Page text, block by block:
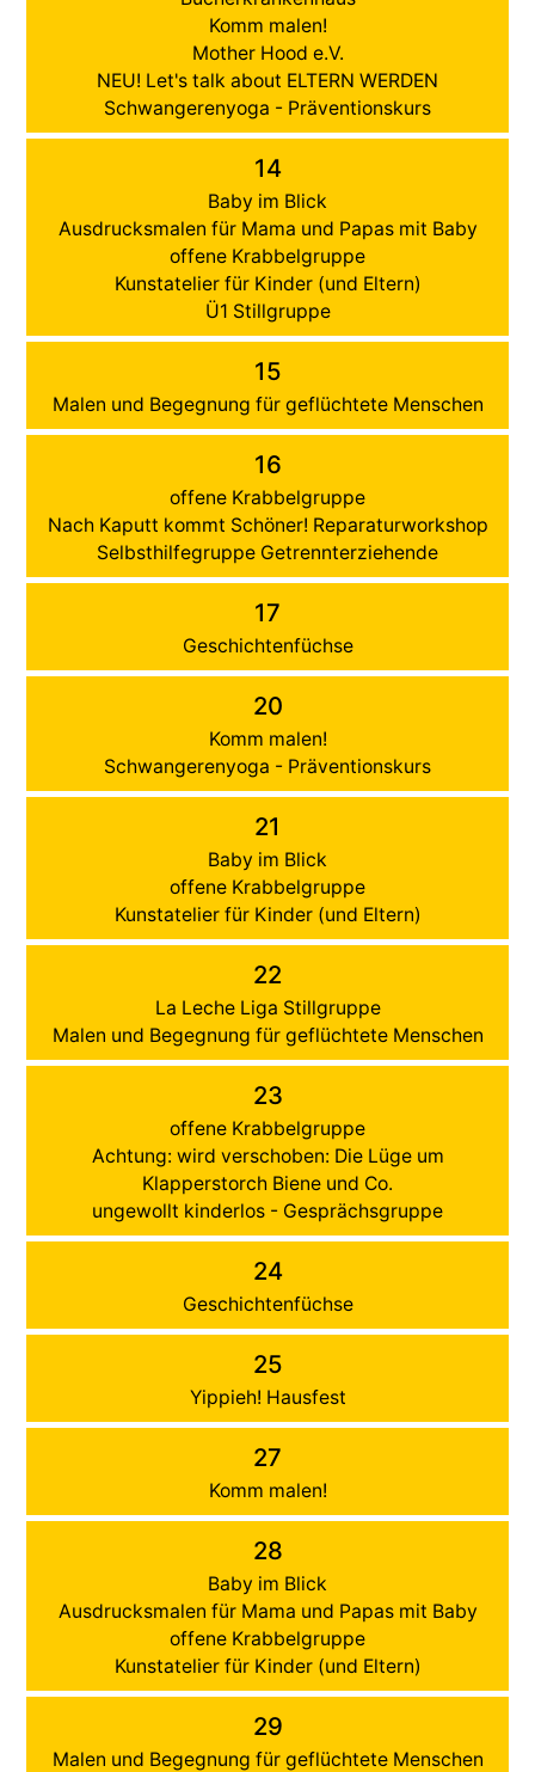
Komm malen!
Mother Hood e.V.
NEU! Let's talk about ELTERN WERDEN
Schwangerenyoga - Präventionskurs
14
Baby im Blick
Ausdrucksmalen für Mama und Papas mit Baby
offene Krabbelgruppe
Kunstatelier für Kinder (und Eltern)
Ü1 Stillgruppe
15
Malen und Begegnung für geflüchtete Menschen
16
offene Krabbelgruppe
Nach Kaputt kommt Schöner! Reparaturworkshop
Selbsthilfegruppe Getrennterziehende
17
Geschichtenfüchse
20
Komm malen!
Schwangerenyoga - Präventionskurs
21
Baby im Blick
offene Krabbelgruppe
Kunstatelier für Kinder (und Eltern)
22
La Leche Liga Stillgruppe
Malen und Begegnung für geflüchtete Menschen
23
offene Krabbelgruppe
Achtung: wird verschoben: Die Lüge um
Klapperstorch Biene und Co.
ungewollt kinderlos - Gesprächsgruppe
24
Geschichtenfüchse
25
Yippieh! Hausfest
27
Komm malen!
28
Baby im Blick
Ausdrucksmalen für Mama und Papas mit Baby
offene Krabbelgruppe
Kunstatelier für Kinder (und Eltern)
29
Malen und Begegnung für geflüchtete Menschen